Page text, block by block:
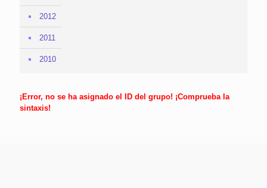
2012
2011
2010
¡Error, no se ha asignado el ID del grupo! ¡Comprueba la
sintaxis!